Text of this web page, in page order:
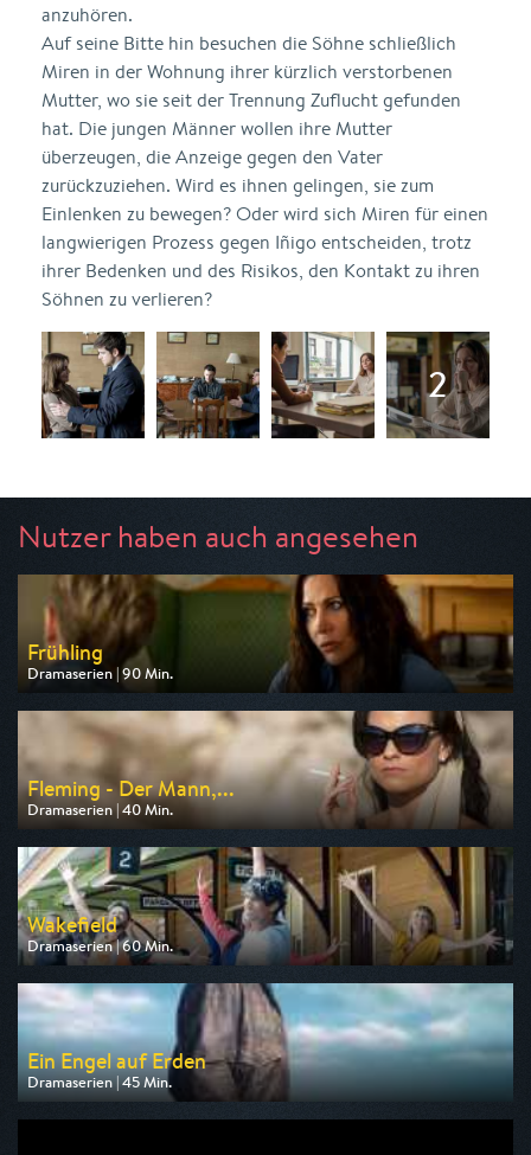
anzuhören.
Auf seine Bitte hin besuchen die Söhne schließlich
Miren in der Wohnung ihrer kürzlich verstorbenen
Mutter, wo sie seit der Trennung Zuflucht gefunden
hat. Die jungen Männer wollen ihre Mutter
überzeugen, die Anzeige gegen den Vater
zurückzuziehen. Wird es ihnen gelingen, sie zum
Einlenken zu bewegen? Oder wird sich Miren für einen
langwierigen Prozess gegen Iñigo entscheiden, trotz
ihrer Bedenken und des Risikos, den Kontakt zu ihren
Söhnen zu verlieren?
Nutzer haben auch angesehen
Frühling
Dramaserien | 90 Min.
Ausgestrahlt von ZDF
am 09.08.2026, 20:15
Fleming - Der Mann,...
Dramaserien | 40 Min.
Ausgestrahlt von One
am 11.08.2026, 20:15
Wakefield
Dramaserien | 60 Min.
Ausgestrahlt von arte
am 10.08.2026, 22:40
Ein Engel auf Erden
Dramaserien | 45 Min.
Ausgestrahlt von Bibel TV
am 10.08.2026, 20:15